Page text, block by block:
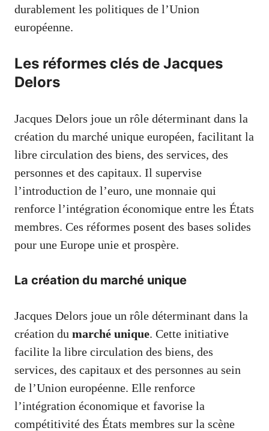
durablement les politiques de l’Union
européenne.
Les réformes clés de Jacques
Delors
Jacques Delors joue un rôle déterminant dans la
création du marché unique européen, facilitant la
libre circulation des biens, des services, des
personnes et des capitaux. Il supervise
l’introduction de l’euro, une monnaie qui
renforce l’intégration économique entre les États
membres. Ces réformes posent des bases solides
pour une Europe unie et prospère.
La création du marché unique
Jacques Delors joue un rôle déterminant dans la
création du marché unique. Cette initiative
facilite la libre circulation des biens, des
services, des capitaux et des personnes au sein
de l’Union européenne. Elle renforce
l’intégration économique et favorise la
compétitivité des États membres sur la scène